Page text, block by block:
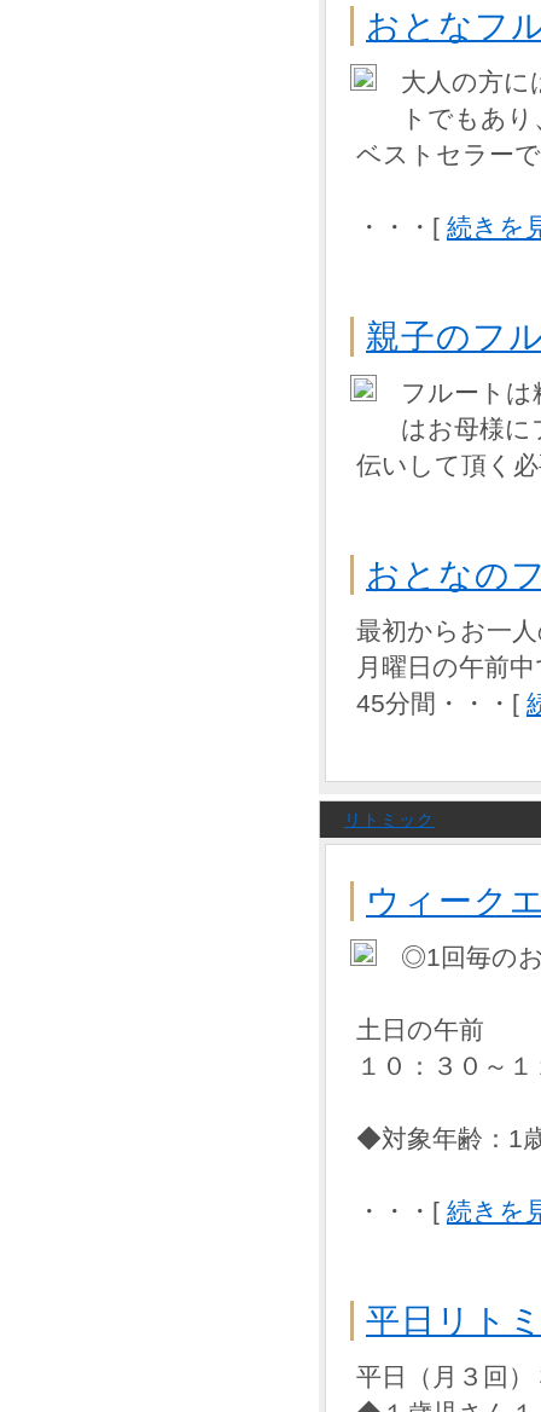
おとなフ
大人の方
トでもあ
ベストセラー
・・・[ 続きを
親子のフ
フルート
はお母様に
伝いして頂く
おとなの
最初からお一
月曜日の午前
45分間・・・[
リトミック
ウィーク
◎1回毎の
土日の午前
１０：３０～
◆対象年齢：1
・・・[ 続きを
平日リト
平日（月３回）